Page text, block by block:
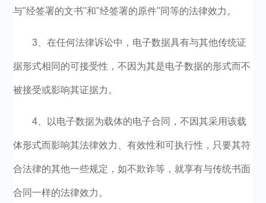
与"经签署的文书"和"经签署的原件"同等的法律效力。
3、在任何法律诉讼中，电子数据具有与其他传统证
据形式相同的可接受性，不因为其是电子数据的形式而不
被接受或影响其证据力。
4、以电子数据为载体的电子合同，不因其采用该载
体形式而影响其法律效力、有效性和可执行性，只要其符
合法律的其他一些规定，如不欺诈等，就享有与传统书面
合同一样的法律效力。